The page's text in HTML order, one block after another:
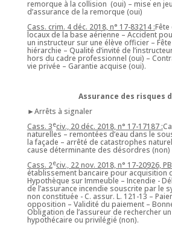
remorque à la collision (oui) – mise en
d’assurance de la remorque (oui)
Cass. crim. 4 déc. 2018, n° 17-83214 :
locaux de la base aérienne – Accident
un instructeur sur une élève officier –
hiérarchie – Qualité d’invité de
hors du cadre professionnel (oui) –
vie privée – Garantie acquise (oui).
Assurance des risques
►Arrêts à signaler
Cass. 3eciv., 20 déc. 2018, n° 17-17187 :
naturelles – remontées d’eau dans le
la façade – arrêté de catastrophes
cause déterminante des désordres (non)
Cass. 2eciv., 22 nov. 2018, n° 17-20926,
établissement bancaire pour acquisition
Hypothèque sur Immeuble – Incendie -
de l’assurance incendie souscrite par le
non constituée - C. assur. L. 121-13 –
opposition – Validité du paiement –
Obligation de l’assureur de rechercher
hypothécaire ou privilégié (non).